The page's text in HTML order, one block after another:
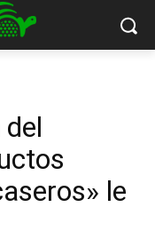
le